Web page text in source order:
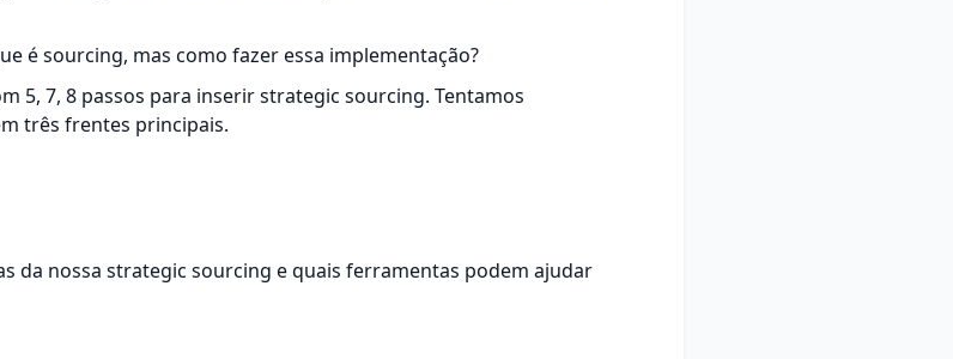
é sourcing, mas como fazer essa implementação?
5, 7, 8 passos para inserir strategic sourcing. Tentamos
três frentes principais.
da nossa strategic sourcing e quais ferramentas podem ajudar